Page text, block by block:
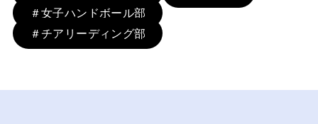
＃女子ハンドボール部
＃チアリーディング部